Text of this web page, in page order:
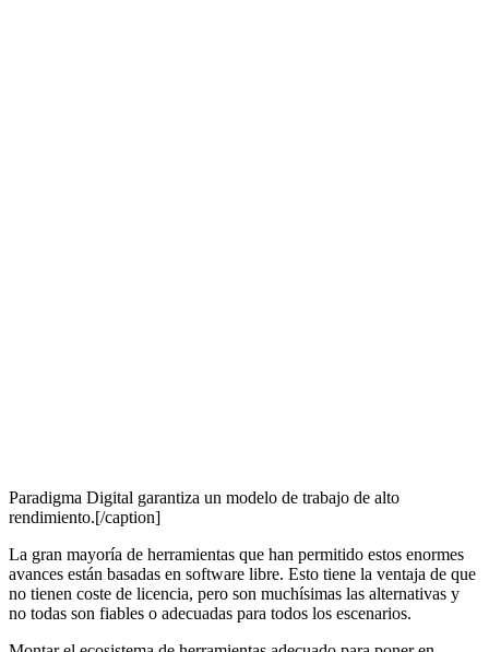
Paradigma Digital garantiza un modelo de trabajo de alto
rendimiento.[/caption]
La gran mayoría de herramientas que han permitido estos enormes
avances están basadas en software libre. Esto tiene la ventaja de que
no tienen coste de licencia, pero son muchísimas las alternativas y
no todas son fiables o adecuadas para todos los escenarios.